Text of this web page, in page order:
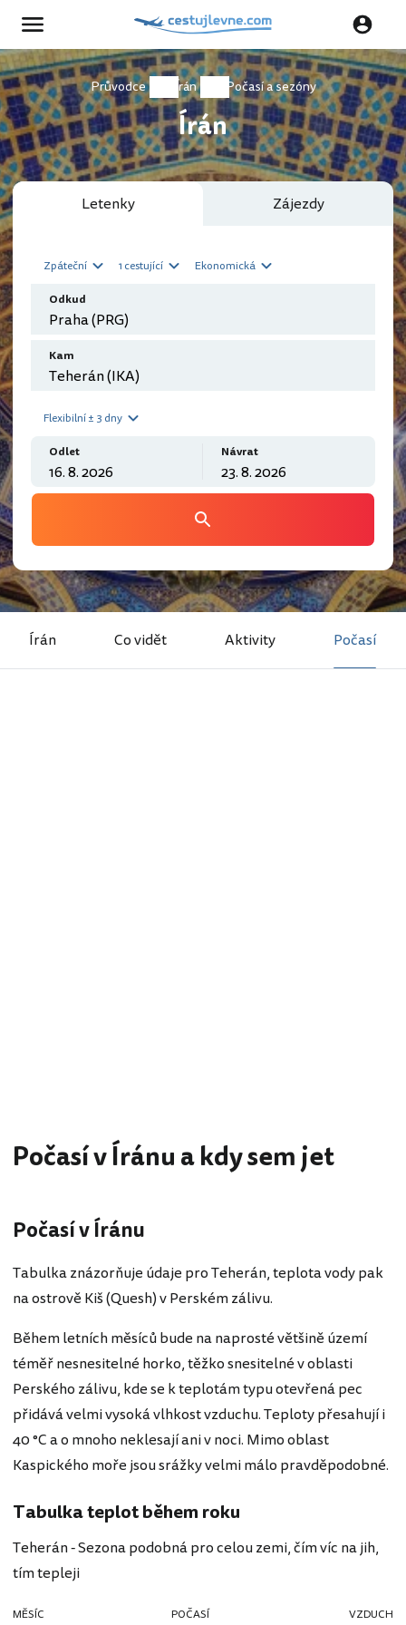
Průvodce Írán Počasí a sezóny
Írán
Letenky Zájezdy
Zpáteční 1 cestující Ekonomická
Odkud
Kam
Flexibilní ± 3 dny
Odlet Návrat
Írán Co vidět Aktivity Počasí
Počasí v Íránu a kdy sem jet
Počasí v Íránu
Tabulka znázorňuje údaje pro Teherán, teplota vody pak
na ostrově Kiš (Quesh) v Perském zálivu.
Během letních měsíců bude na naprosté většině území
téměř nesnesitelné horko, těžko snesitelné v oblasti
Perského zálivu, kde se k teplotám typu otevřená pec
přidává velmi vysoká vlhkost vzduchu. Teploty přesahují i
40 °C a o mnoho neklesají ani v noci. Mimo oblast
Kaspického moře jsou srážky velmi málo pravděpodobné.
Tabulka teplot během roku
Teherán - Sezona podobná pro celou zemi, čím víc na jih,
tím tepleji
MĚSÍC POČASÍ VZDUCH